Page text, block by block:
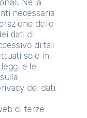
Nella
necessaria
delle
dati di
di tali
solo in
e le
dei dati.
di terze